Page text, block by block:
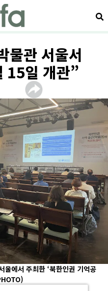
검
물관 서울서
15일 개관”
에서 주최한 ‘북한인권 기억공